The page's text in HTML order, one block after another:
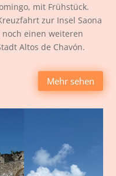
mit Frühstück.
zur Insel Saona
einen weiteren
Altos de Chavón.
Mehr sehen